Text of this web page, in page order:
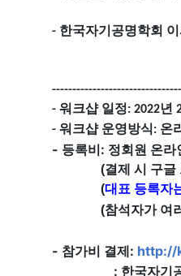
- 한국자기공명학회
------------------------------
- 워크샵 일정: 2022년
- 워크샵 운영방식: 온
- 등록비 : 정회원 온라
(결제 시 구글
(대표 등록자
(참석자가 여
- 참가비 결제 : http://
: 한국자기